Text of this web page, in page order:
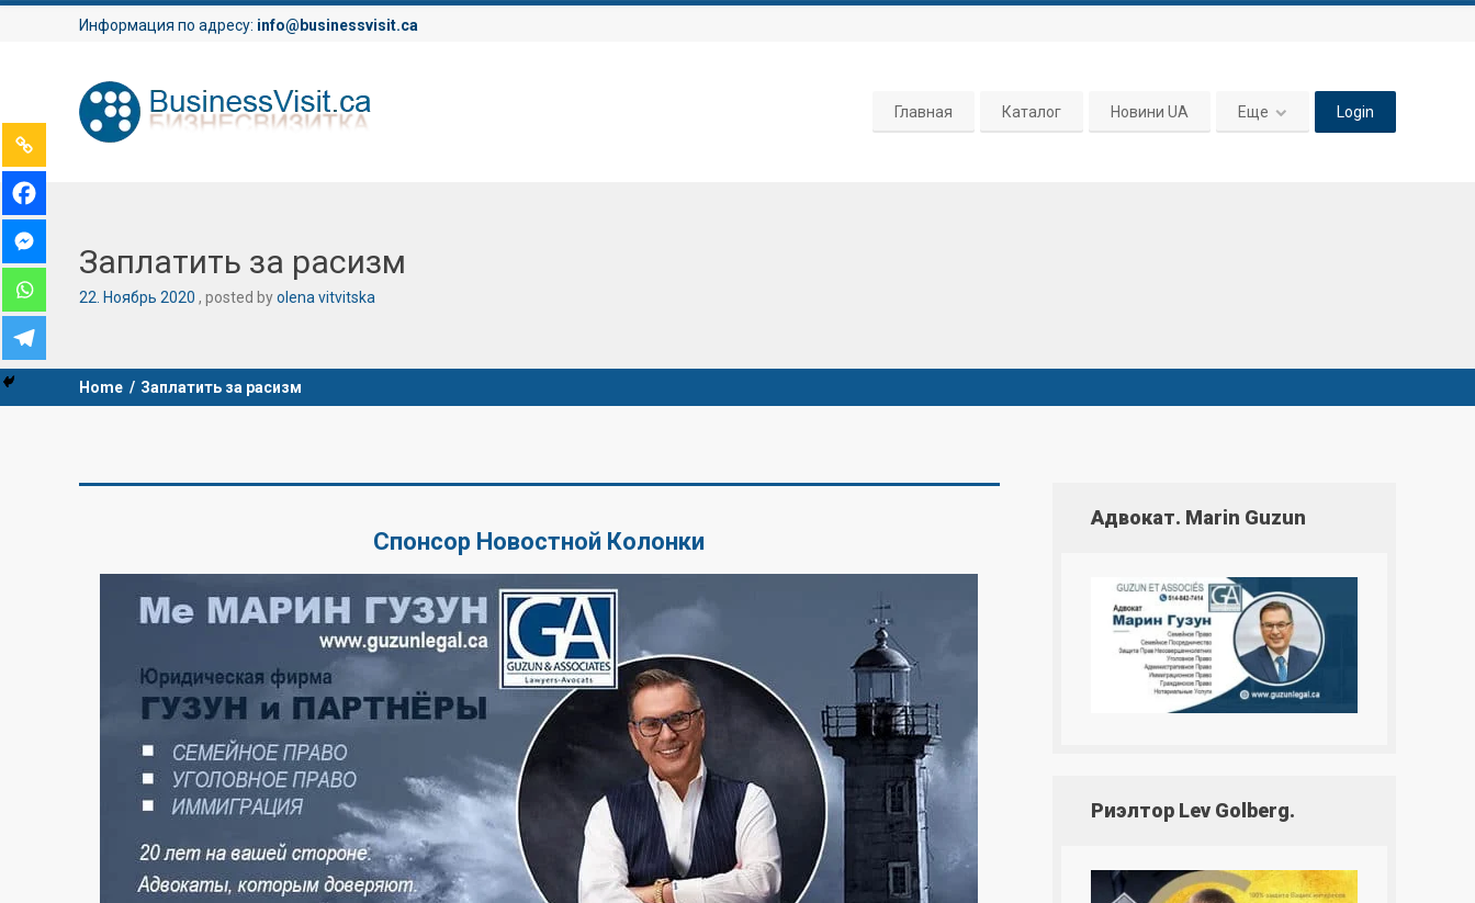
Информация по адресу: info@businessvisit.ca
Главная Каталог Новини UA Еще Login
Заплатить за расизм
22 Ноябрь 2020 posted byolena vitvitska
Home / Заплатить за расизм
Спонсор Новостной Колонки
Адвокат. Marin Guzun
Риэлтор Lev Golberg.